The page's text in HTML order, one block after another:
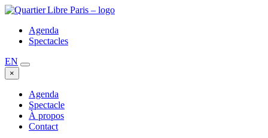
Agenda
Spectacles
EN
×
Agenda
Spectacle
À propos
Contact